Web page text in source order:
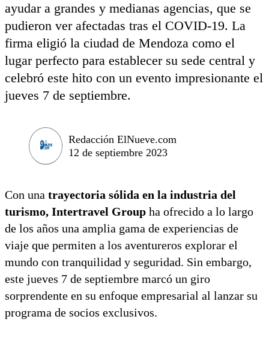
ayudar a grandes y medianas agencias, que se
pudieron ver afectadas tras el COVID-19. La
firma eligió la ciudad de Mendoza como el
lugar perfecto para establecer su sede central y
celebró este hito con un evento impresionante el
jueves 7 de septiembre.
Redacción ElNueve.com
12 de septiembre 2023
Con una trayectoria sólida en la industria del
turismo, Intertravel Group ha ofrecido a lo largo
de los años una amplia gama de experiencias de
viaje que permiten a los aventureros explorar el
mundo con tranquilidad y seguridad. Sin embargo,
este jueves 7 de septiembre marcó un giro
sorprendente en su enfoque empresarial al lanzar su
programa de socios exclusivos.